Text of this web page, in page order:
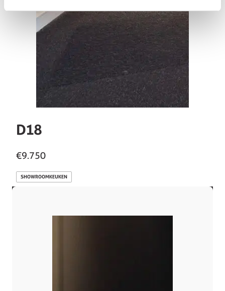
D18
€9.750
SHOWROOMKEUKEN